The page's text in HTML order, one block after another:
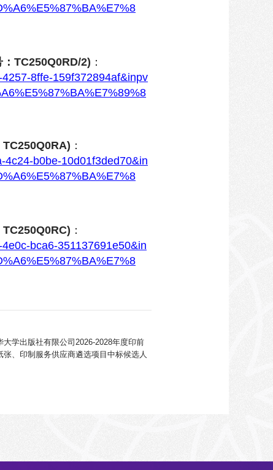
TC250Q0RD/2) ：
8ffe-159f372894af&inpv
：
b0be-10d01f3ded70&in
：
bca6-351137691e50&in
大学出版社有限公司2026-2028年度印前
张、印制服务供应商遴选项目中标候选人